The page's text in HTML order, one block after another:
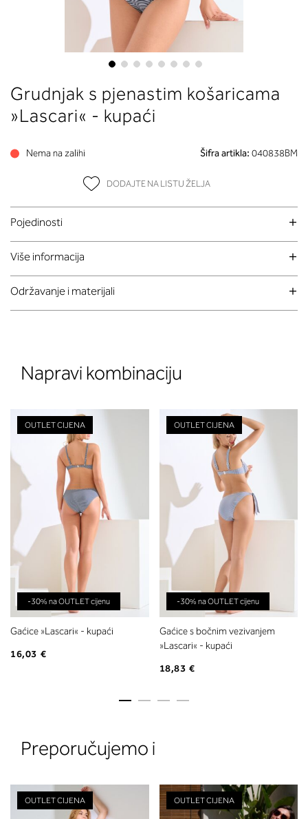
to
the
beginning
the
Grudnjak s pjenastim košaricama
»Lascari« - kupaći
Nema na zalihi Šifra artikla: 040838BM
DODAJTE NA LISTU ŽELJA
Pojedinosti
Više informacija
Održavanje i materijali
Napravi kombinaciju
OUTLET CIJENA
-30% na OUTLET cijenu
Gaćice »Lascari« - kupaći
16,03 €
OUTLET CIJENA
-30% na OUTLET cijenu
Gaćice s bočnim vezivanjem
»Lascari« - kupaći
18,83 €
Preporučujemo i
OUTLET CIJENA OUTLET CIJENA